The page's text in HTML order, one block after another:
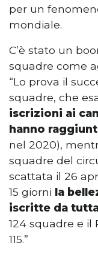
per un
mondiale.
C’è stato un
squadre come
“Lo prova il
squadre, che
iscrizioni ai
hanno
nel 2020),
squadre del
scattata il 26
15 giorni la
iscritte da
124 squadre e il
115.”